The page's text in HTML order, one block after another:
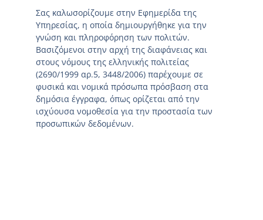
Σας καλωσορίζουμε στην Εφημερίδα της
Υπηρεσίας, η οποία δημιουργήθηκε για την
γνώση και πληροφόρηση των πολιτών.
Βασιζόμενοι στην αρχή της διαφάνειας και
στους νόμους της ελληνικής πολιτείας
(2690/1999 αρ.5, 3448/2006) παρέχουμε σε
φυσικά και νομικά πρόσωπα πρόσβαση στα
δημόσια έγγραφα, όπως ορίζεται από την
ισχύουσα νομοθεσία για την προστασία των
προσωπικών δεδομένων.